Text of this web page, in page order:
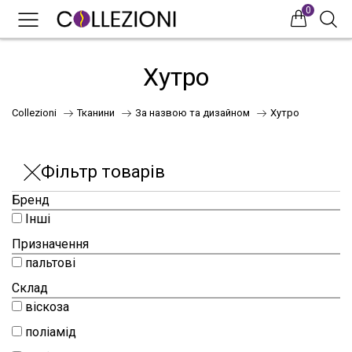
0
Хутро
Collezioni Тканини За назвою та дизайном Хутро
Фільтр товарів
Бренд
Інші
Призначення
пальтові
Склад
віскоза
поліамід